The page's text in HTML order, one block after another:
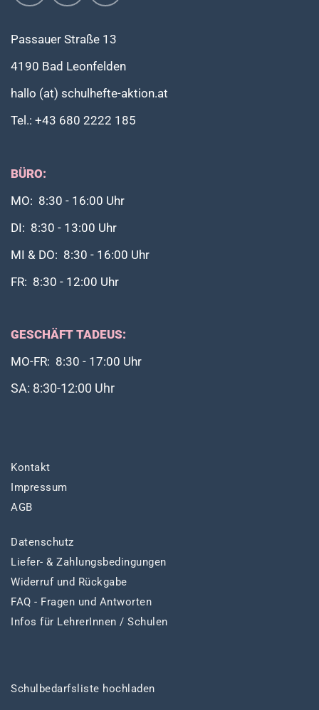
Passauer Straße 13
4190 Bad Leonfelden
hallo (at) schulhefte-aktion.at
Tel.: +43 680 2222 185
BÜRO:
MO: 8:30 - 16:00 Uhr
DI: 8:30 - 13:00 Uhr
MI & DO: 8:30 - 16:00 Uhr
FR: 8:30 - 12:00 Uhr
GESCHÄFT TADEUS:
MO-FR: 8:30 - 17:00 Uhr
SA: 8:30-12:00 Uhr
Kontakt
Impressum
AGB
Datenschutz
Liefer- & Zahlungsbedingungen
Widerruf und Rückgabe
FAQ - Fragen und Antworten
Infos für LehrerInnen / Schulen
Schulbedarfsliste hochladen